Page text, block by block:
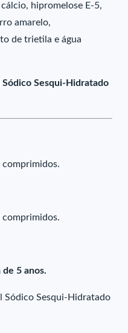
hipromelose E-5,
amarelo,
de trietila e água
Sesqui-Hidratado
comprimidos.
comprimidos.
5 anos.
Sódico Sesqui-Hidratado